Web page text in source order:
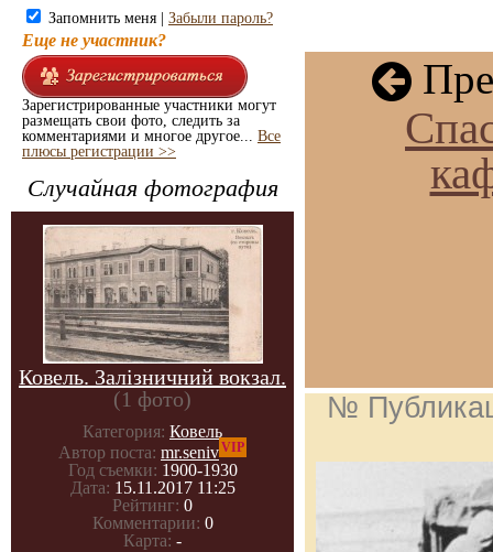
Запомнить меня | Забыли пароль?
Еще не участник?
Зарегистрированные участники могут
размещать свои фото, следить за
комментариями и многое другое... Все
плюсы регистрации >>
Случайная фотография
Ковель. Залізничний вокзал.
(1 фото)
Категория: Ковель
Автор поста: mr.senivVIP
Год съемки: 1900-1930
Дата: 15.11.2017 11:25
Рейтинг: 0
Комментарии: 0
Карта: -
№